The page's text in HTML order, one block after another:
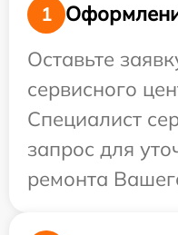
1
Оставьте
сервисного
Специалист
запрос для
ремонта